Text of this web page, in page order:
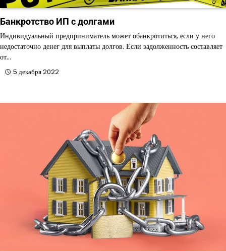
Банкротство ИП с долгами
Индивидуальный предприниматель может обанкротиться, если у него
недостаточно денег для выплаты долгов. Если задолженность составляет
от…
5 декабря 2022